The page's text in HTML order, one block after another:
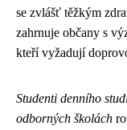
se zvlášť těžkým
zahrnuje občany s
kteří vyžadují
Studenti denního
odborných školách